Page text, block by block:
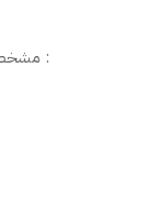
مشخصات دریافت شبکه ایران فردا در ماهواره ترکمنعالم :